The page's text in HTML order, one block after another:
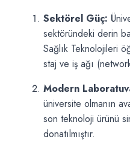
Sektörel Güç:
sektöründeki derin
Sağlık Teknolojileri
staj ve iş ağı
Modern
üniversite olmanın
son teknoloji ürünü
donatılmıştır.